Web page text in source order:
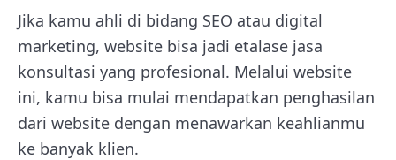
Jika kamu ahli di bidang SEO atau digital
marketing, website bisa jadi etalase jasa
konsultasi yang profesional. Melalui website
ini, kamu bisa mulai mendapatkan penghasilan
dari website dengan menawarkan keahlianmu
ke banyak klien.